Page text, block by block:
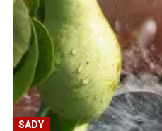
SADY